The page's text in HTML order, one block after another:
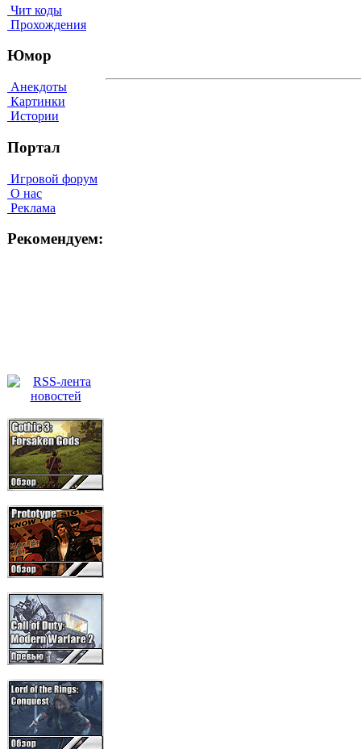
Чит коды
Прохождения
Юмор
Анекдоты
Картинки
Истории
Портал
Игровой форум
О нас
Реклама
Рекомендуем: